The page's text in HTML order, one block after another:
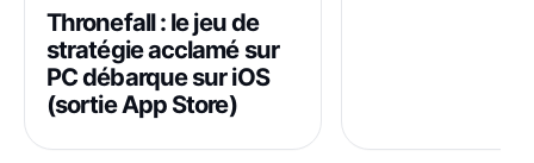
Thronefall : le jeu de
stratégie acclamé sur
PC débarque sur iOS
(sortie App Store)